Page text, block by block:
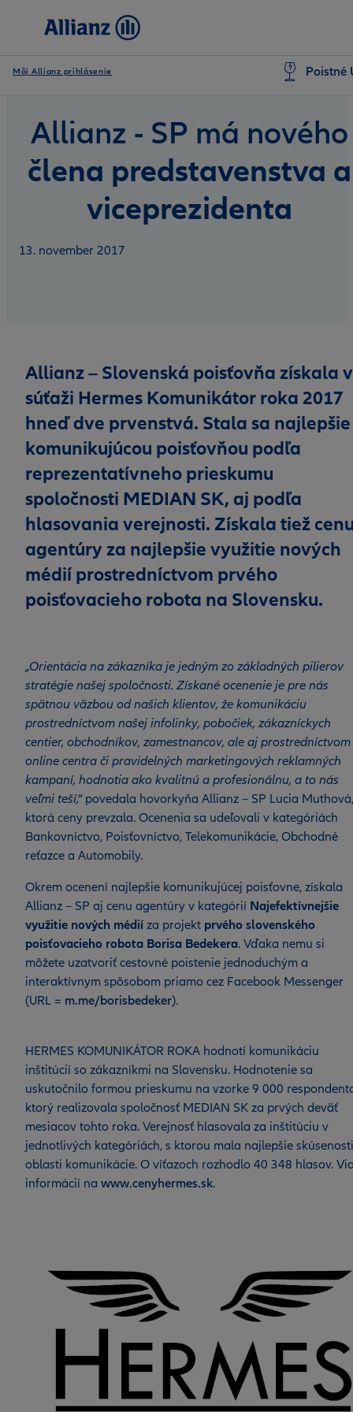
Môj Allianz prihlásenie Poistné
Allianz - SP má nového
člena predstavenstva a
viceprezidenta
13. november 2017
Allianz – Slovenská poisťovňa získala v
súťaži Hermes Komunikátor roka 2017
hneď dve prvenstvá. Stala sa najlepšie
komunikujúcou poisťovňou podľa
reprezentatívneho prieskumu
spoločnosti MEDIAN SK, aj podľa
hlasovania verejnosti. Získala tiež
agentúry za najlepšie využitie nových
médií prostredníctvom prvého
poisťovacieho robota na Slovensku.
„Orientácia na zákazníka je jedným zo základných pilierov
stratégie našej spoločnosti. Získané ocenenie je pre nás
spätnou väzbou od našich klientov, že komunikáciu
prostredníctvom našej infolinky, pobočiek, zákazníckych
centier, obchodníkov, zamestnancov, ale aj prostredníctvom
online centra či pravidelných marketingových reklamných
kampaní, hodnotia ako kvalitnú a profesionálnu, a to nás
veľmi teší,“povedala hovorkyňa Allianz – SP Lucia Muthová,
ktorá ceny prevzala. Ocenenia sa udeľovali v kategóriách
Bankovníctvo, Poisťovníctvo, Telekomunikácie, Obchodné
reťazce a Automobily.
Okrem ocenení najlepšie komunikujúcej poisťovne, získala
Allianz – SP aj cenu agentúry v kategórií Najefektívnejšie
využitie nových médií za projekt prvého slovenského
poisťovacieho robota Borisa Bedekera. Vďaka nemu si
môžete uzatvoriť cestovné poistenie jednoduchým a
interaktívnym spôsobom priamo cez Facebook Messenger
(URL = m.me/borisbedeker).
HERMES KOMUNIKÁTOR ROKA hodnotí komunikáciu
inštitúcií so zákazníkmi na Slovensku. Hodnotenie sa
uskutočnilo formou prieskumu na vzorke 9 000
ktorý realizovala spoločnosť MEDIAN SK za prvých deväť
mesiacov tohto roka. Verejnosť hlasovala za inštitúciu v
jednotlivých kategóriách, s ktorou mala najlepšie
oblasti komunikácie. O víťazoch rozhodlo 40 348 hlasov.
informácií na www.cenyhermes.sk.